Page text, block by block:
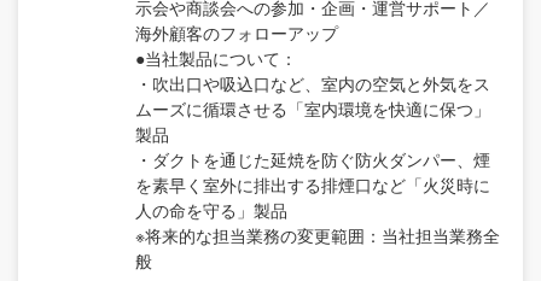
示会や商談会への参加・企画・運営サポート／
海外顧客のフォローアップ
●当社製品について：
・吹出口や吸込口など、室内の空気と外気をス
ムーズに循環させる「室内環境を快適に保つ」
製品
・ダクトを通じた延焼を防ぐ防火ダンパー、煙
を素早く室外に排出する排煙口など「火災時に
人の命を守る」製品
※将来的な担当業務の変更範囲：当社担当業務全
般